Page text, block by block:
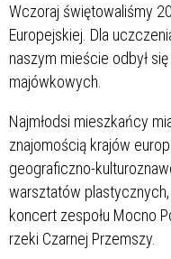
Wczoraj świętowaliśmy
Europejskiej. Dla
naszym mieście odbył
majówkowych.
Najmłodsi mieszkańcy
znajomością krajów
geograficzno-
warsztatów plastycznych,
koncert zespołu Mocno
rzeki Czarnej Przemszy.